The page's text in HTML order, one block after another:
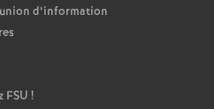
d’information
FSU !